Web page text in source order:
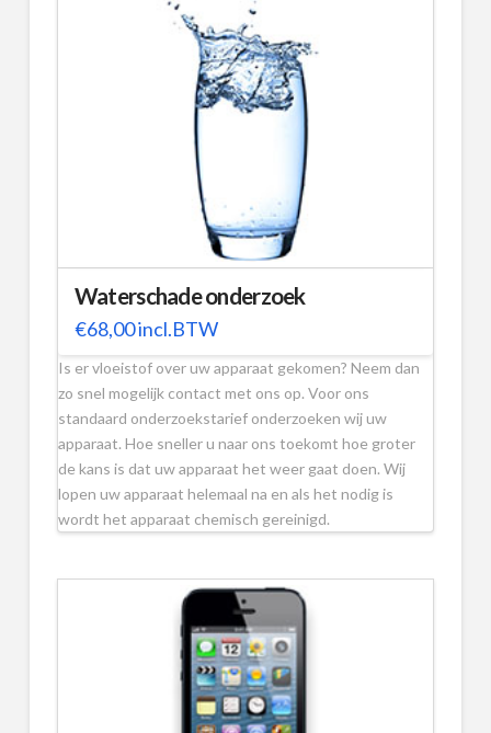
Waterschade onderzoek
€68,00incl.BTW
Is er vloeistof over uw apparaat gekomen? Neem dan
zo snel mogelijk contact met ons op. Voor ons
standaard onderzoekstarief onderzoeken wij uw
apparaat. Hoe sneller u naar ons toekomt hoe groter
de kans is dat uw apparaat het weer gaat doen. Wij
lopen uw apparaat helemaal na en als het nodig is
wordt het apparaat chemisch gereinigd.